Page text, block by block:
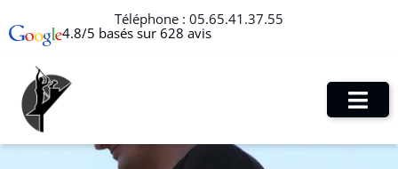
Téléphone : 05.65.41.37.55
4.8/5 basés sur 628 avis